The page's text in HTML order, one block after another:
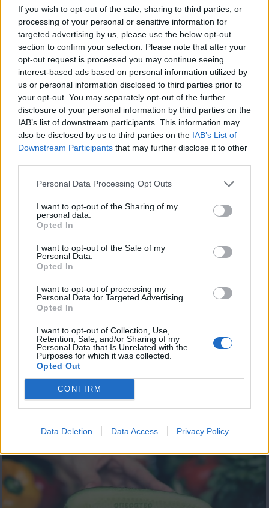
If you wish to opt-out of the sale, sharing to third parties, or
processing of your personal or sensitive information for
targeted advertising by us, please use the below opt-out
section to confirm your selection. Please note that after your
opt-out request is processed you may continue seeing
interest-based ads based on personal information utilized by
us or personal information disclosed to third parties prior to
your opt-out. You may separately opt-out of the further
disclosure of your personal information by third parties on the
IAB’s list of downstream participants. This information may
also be disclosed by us to third parties on the IAB’s List of
Downstream Participants that may further disclose it to other
Personal Data Processing Opt Outs
I want to opt-out of the Sharing of my
personal data.
Opted In
I want to opt-out of the Sale of my
Personal Data.
Opted In
I want to opt-out of processing my
Personal Data for Targeted Advertising.
Opted In
I want to opt-out of Collection, Use,
Retention, Sale, and/or Sharing of my
Personal Data that Is Unrelated with the
Purposes for which it was collected.
Opted Out
CONFIRM
Data Deletion Data Access Privacy Policy
ΤΕΛΕΥΤΑΙΑ ΕΠΕΙΣΟΔΙΑ
Κόκκινο ποδήλατο εκπ.84
Πόλις Τελευταίο
Κόκκινο ποδήλατο εκπ.83
Πόλις